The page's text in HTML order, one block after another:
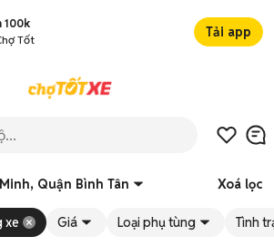
100k
Tốt
Tải app
Quận Bình Tân Xoá lọc
xe Giá Loại phụ tùng Tình